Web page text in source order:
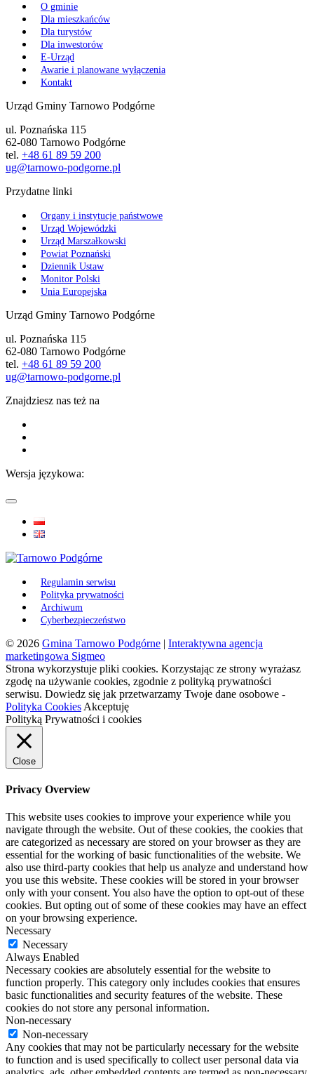
O gminie
Dla mieszkańców
Dla turystów
Dla inwestorów
E-Urząd
Awarie i planowane wyłączenia
Kontakt
Urząd Gminy Tarnowo Podgórne
ul. Poznańska 115
62-080 Tarnowo Podgórne
tel. +48 61 89 59 200
ug@tarnowo-podgorne.pl
Przydatne linki
Organy i instytucje państwowe
Urząd Wojewódzki
Urząd Marszałkowski
Powiat Poznański
Dziennik Ustaw
Monitor Polski
Unia Europejska
Urząd Gminy Tarnowo Podgórne
ul. Poznańska 115
62-080 Tarnowo Podgórne
tel. +48 61 89 59 200
ug@tarnowo-podgorne.pl
Znajdziesz nas też na
Wersja językowa:
Regulamin serwisu
Polityka prywatności
Archiwum
Cyberbezpieczeństwo
© 2026 Gmina Tarnowo Podgórne | Interaktywna agencja
marketingowa Sigmeo
Strona wykorzystuje pliki cookies. Korzystając ze strony wyrażasz
zgodę na używanie cookies, zgodnie z polityką prywatności
serwisu. Dowiedz się jak przetwarzamy Twoje dane osobowe -
Polityka Cookies Akceptuję
Polityką Prywatności i cookies
Close
Privacy Overview
This website uses cookies to improve your experience while you
navigate through the website. Out of these cookies, the cookies that
are categorized as necessary are stored on your browser as they are
essential for the working of basic functionalities of the website. We
also use third-party cookies that help us analyze and understand how
you use this website. These cookies will be stored in your browser
only with your consent. You also have the option to opt-out of these
cookies. But opting out of some of these cookies may have an effect
on your browsing experience.
Necessary
Necessary
Always Enabled
Necessary cookies are absolutely essential for the website to
function properly. This category only includes cookies that ensures
basic functionalities and security features of the website. These
cookies do not store any personal information.
Non-necessary
Non-necessary
Any cookies that may not be particularly necessary for the website
to function and is used specifically to collect user personal data via